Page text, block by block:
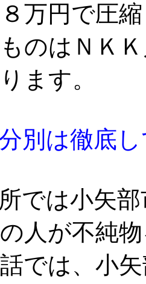
万円で圧
のはＮＫ
ます。
別は徹底
では小矢
人が不純
では、小